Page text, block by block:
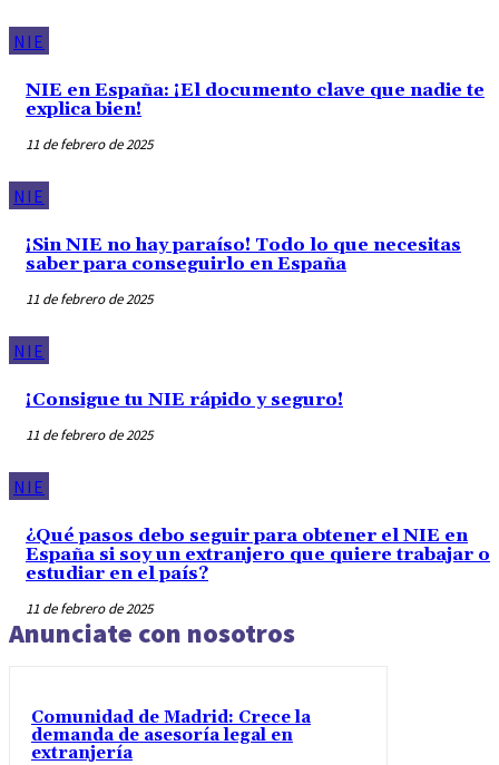
NIE
NIE en España: ¡El documento clave que nadie te
explica bien!
11 de febrero de 2025
NIE
¡Sin NIE no hay paraíso! Todo lo que necesitas
saber para conseguirlo en España
11 de febrero de 2025
NIE
¡Consigue tu NIE rápido y seguro!
11 de febrero de 2025
NIE
¿Qué pasos debo seguir para obtener el NIE en
España si soy un extranjero que quiere trabajar o
estudiar en el país?
11 de febrero de 2025
Anunciate con nosotros
Comunidad de Madrid: Crece la
demanda de asesoría legal en
extranjería